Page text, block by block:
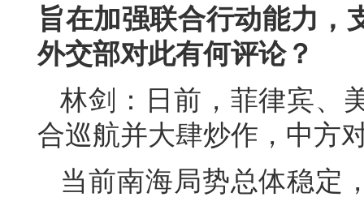
旨在加强联合行动能力，
外交部对此有何评论？
林剑：日前，菲律宾、
合巡航并大肆炒作，中方
当前南海局势总体稳定